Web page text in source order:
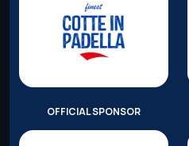
OFFICIAL SPONSOR